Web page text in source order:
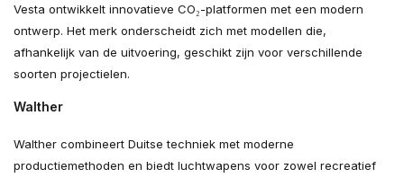
Vesta ontwikkelt innovatieve CO₂-platformen met een modern
ontwerp. Het merk onderscheidt zich met modellen die,
afhankelijk van de uitvoering, geschikt zijn voor verschillende
soorten projectielen.
Walther
Walther combineert Duitse techniek met moderne
productiemethoden en biedt luchtwapens voor zowel recreatief